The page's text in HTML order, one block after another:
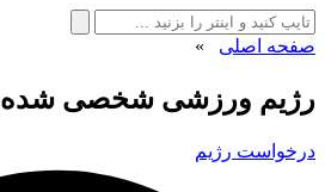
صفحه اصلی »
رژیم ورزشی شخصی شده
درخواست رژیم